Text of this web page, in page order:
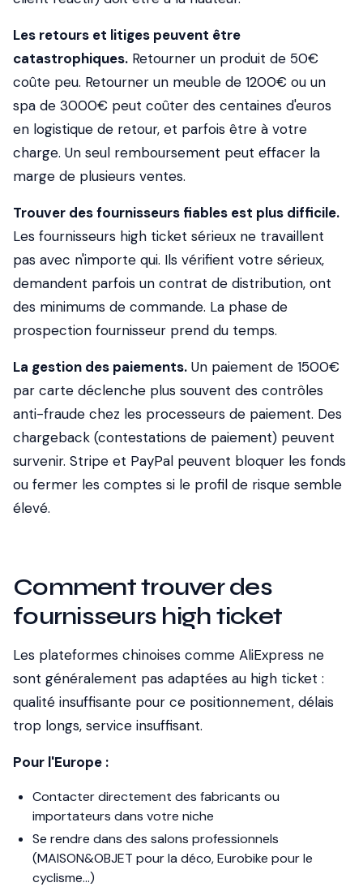
Les retours et litiges peuvent être
catastrophiques. Retourner un produit de 50€
coûte peu. Retourner un meuble de 1200€ ou un
spa de 3000€ peut coûter des centaines d'euros
en logistique de retour, et parfois être à votre
charge. Un seul remboursement peut effacer la
marge de plusieurs ventes.
Trouver des fournisseurs fiables est plus difficile.
Les fournisseurs high ticket sérieux ne travaillent
pas avec n'importe qui. Ils vérifient votre sérieux,
demandent parfois un contrat de distribution, ont
des minimums de commande. La phase de
prospection fournisseur prend du temps.
La gestion des paiements. Un paiement de 1500€
par carte déclenche plus souvent des contrôles
anti-fraude chez les processeurs de paiement. Des
chargeback (contestations de paiement) peuvent
survenir. Stripe et PayPal peuvent bloquer les fonds
ou fermer les comptes si le profil de risque semble
élevé.
Comment trouver des
fournisseurs high ticket
Les plateformes chinoises comme AliExpress ne
sont généralement pas adaptées au high ticket :
qualité insuffisante pour ce positionnement, délais
trop longs, service insuffisant.
Pour l'Europe :
Contacter directement des fabricants ou
importateurs dans votre niche
Se rendre dans des salons professionnels
(MAISON&OBJET pour la déco, Eurobike pour le
cyclisme...)